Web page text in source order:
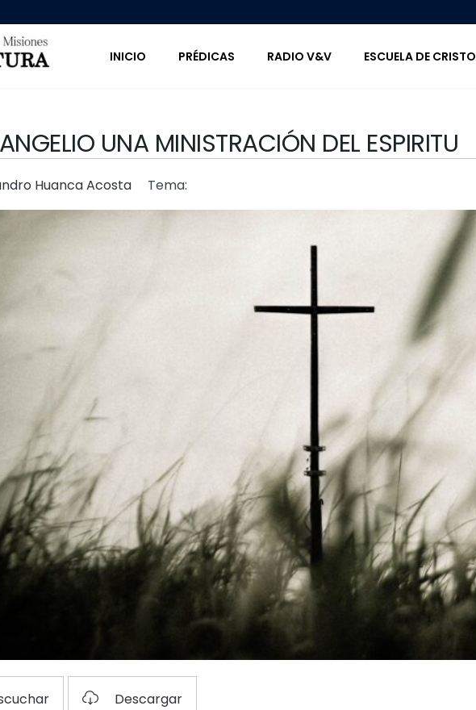
INICIO PRÉDICAS RADIO V&V ESCUELA DE CRISTO
UNA MINISTRACIÓN DEL ESPIRITU
Huanca Acosta Tema:
Descargar